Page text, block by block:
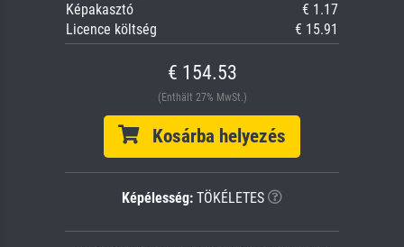
Képakasztó
€ 1.17
Licence költség
€ 15.91
€ 154.53
(Enthält 27% MwSt.)
Kosárba helyezés
Képélesség: TÖKÉLETES